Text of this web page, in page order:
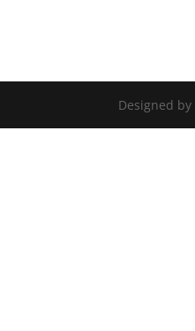
Designed by